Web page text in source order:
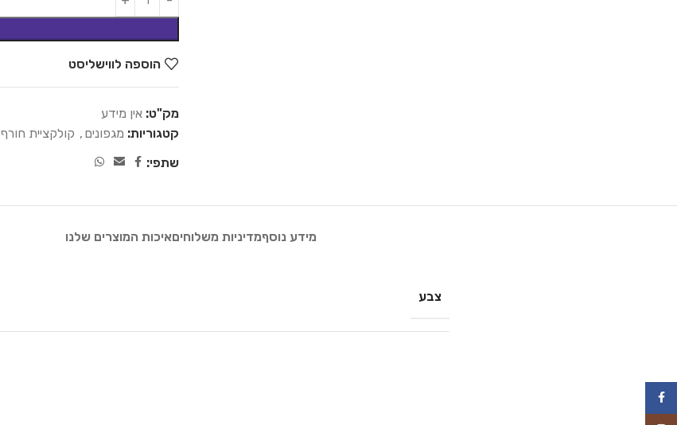
הוספה לווישליסט
מק"ט: אין מידע
קטגוריות: מגפונים , קולקציית חורף 24/25
שתפי:
מידע נוסףמדיניות משלוחיםאיכות המוצרים שלנו
צבע